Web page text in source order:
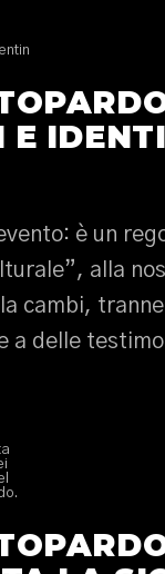
E
è un
alla
cambi, tranne
a delle